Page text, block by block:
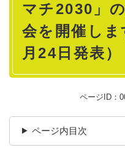
マチ2030」
会を開催し
月24日発表）
ページID：
ページ内目次